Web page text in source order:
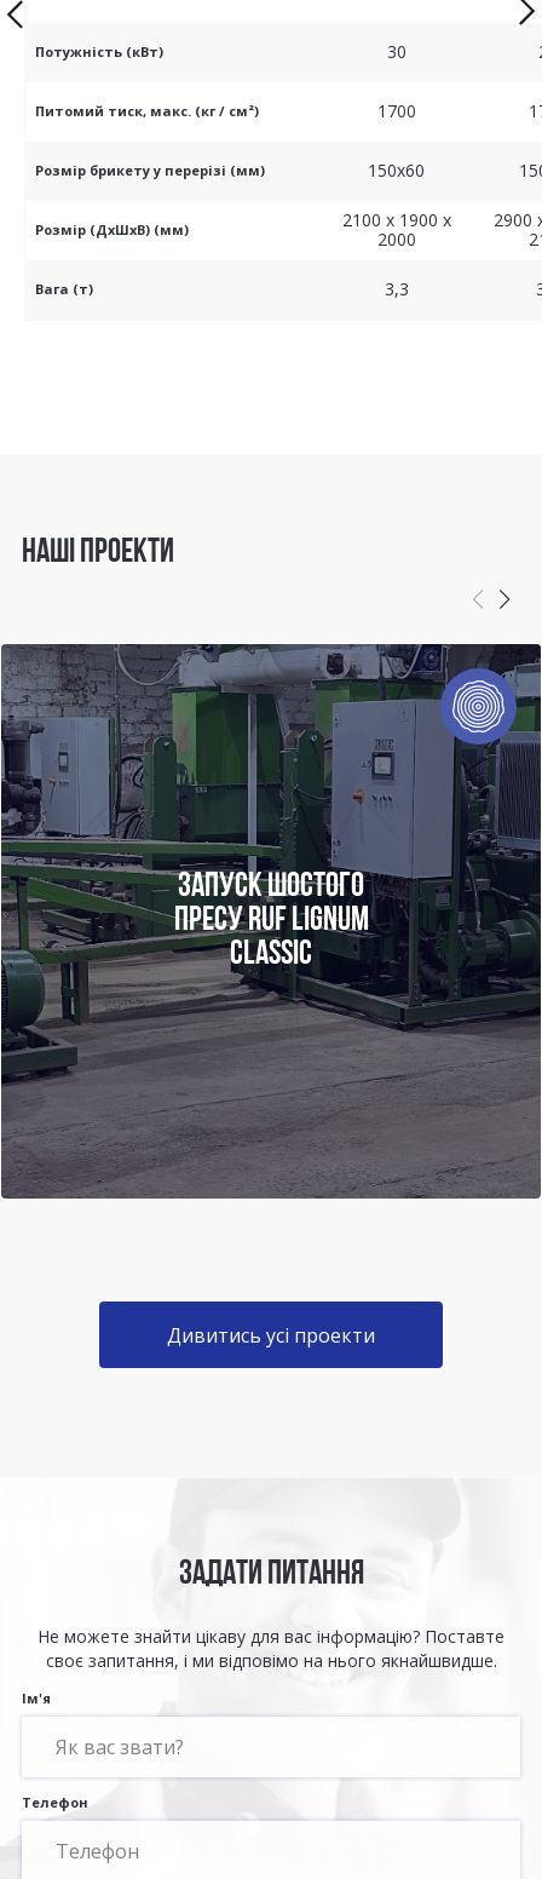
Потужність (кВт) 30
Питомий тиск, макс. (кг / см²) 1700
Розмір брикету у перерізі (мм) 150x60
Розмір (ДхШхВ) (мм)
2100 x 1900 x
2000
2900
Вага (т) 3,3
НАШІ ПРОЕКТИ
ЗАПУСК ШОСТОГО
ПРЕСУ RUF LIGNUM
CLASSIC
ЗАПУСК ШОСТОГО ПРЕСУ RUF LIGNUM CLASSIC
Ми раді повідомити, що наші команди професіоналів
у січні
2025 року
завершили успішний запуск вже шостого пресу
RUF Lignum Classic на одному з провідних підприємств
Західної України. Це підтверджує високий рівень довіри до
технологій RUF, які забезпечуть ефективність, надійність і
якість в обробці тирси.
Дивитись усі проекти
ЗАДАТИ ПИТАННЯ
Не можете знайти цікаву для вас інформацію? Поставте
своє запитання, і ми відповімо на нього якнайшвидше.
Ім'я
Телефон